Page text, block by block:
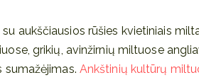
aukščiausios rūšies kvietiniais
grikių, avinžirnių miltuose
sumažėjimas. Ankštinių kultūrų